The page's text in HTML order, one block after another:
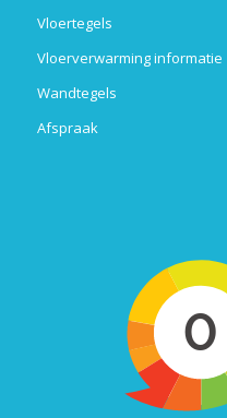
Vloertegels
Vloerverwarming informatie
Wandtegels
Afspraak